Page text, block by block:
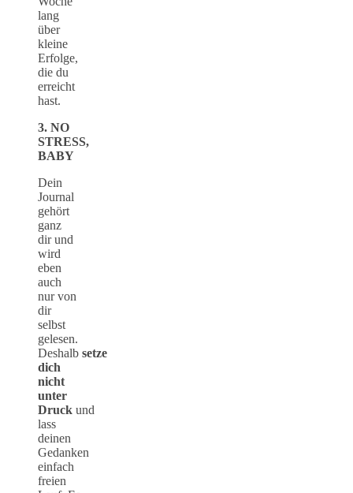
lang
über
kleine
Erfolge,
die du
erreicht
hast.
3. NO
STRESS,
BABY
Dein
Journal
gehört
ganz
dir und
wird
eben
auch
nur von
dir
selbst
gelesen.
Deshalb setze
dich
nicht
unter
Druck und
lass
deinen
Gedanken
einfach
freien